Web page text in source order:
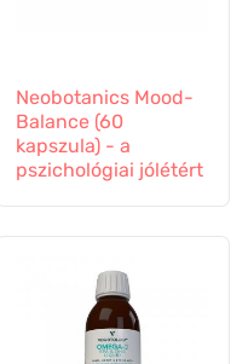
Neobotanics Mood-
Balance (60
kapszula) - a
pszichológiai jólétért